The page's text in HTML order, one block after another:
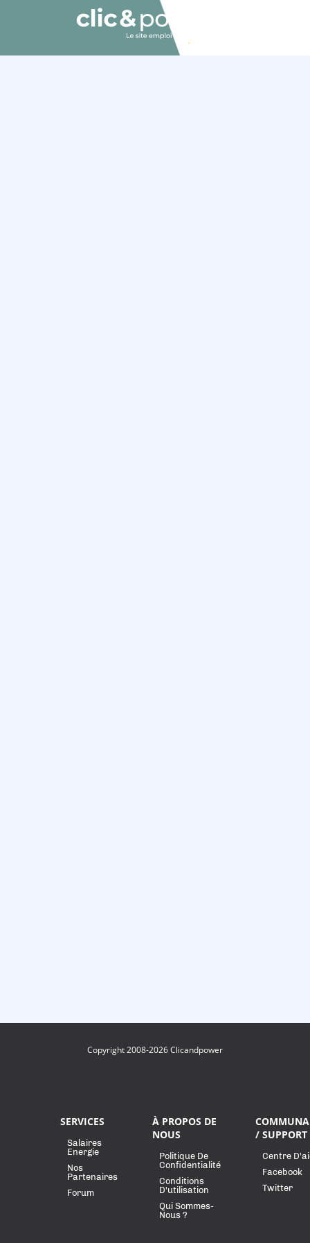
Copyright 2008-2026 Clicandpower
SERVICES
Salaires
Energie
Nos
Partenaires
Forum
À PROPOS DE
NOUS
Politique De
Confidentialité
Conditions
D'utilisation
Qui Sommes-
Nous ?
/ SUPPORT
Centre
Facebook
Twitter